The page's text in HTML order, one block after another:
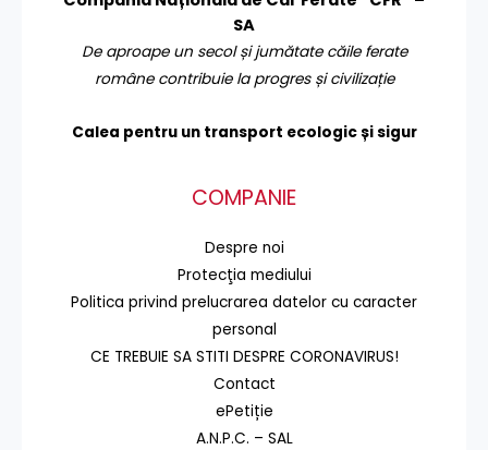
SA
De aproape un secol și jumătate căile ferate
române contribuie la progres și civilizație
Calea pentru un transport ecologic și sigur
COMPANIE
Despre noi
Protecţia mediului
Politica privind prelucrarea datelor cu caracter
personal
CE TREBUIE SA STITI DESPRE CORONAVIRUS!
Contact
ePetiție
A.N.P.C. – SAL